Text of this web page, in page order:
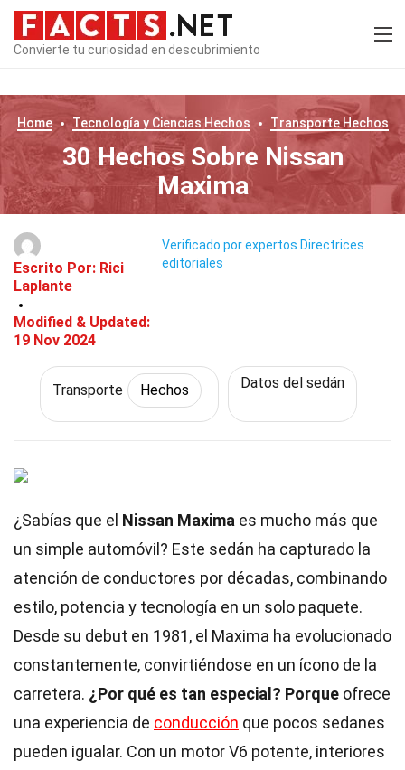
Convierte tu curiosidad en descubrimiento
Home Tecnología y Ciencias Hechos TransporteHechos
30 Hechos Sobre Nissan
Maxima
Escrito Por: Rici
Laplante
Modified & Updated:
19 Nov 2024
Verificado por expertos Directrices
editoriales
Transporte Hechos Datos del sedán
¿Sabías que el Nissan Maxima es mucho más que
un simple automóvil? Este sedán ha capturado la
atención de conductores por décadas, combinando
estilo, potencia y tecnología en un solo paquete.
Desde su debut en 1981, el Maxima ha evolucionado
constantemente, convirtiéndose en un ícono de la
carretera. ¿Por qué es tan especial? Porque ofrece
una experiencia de conducción que pocos sedanes
pueden igualar. Con un motor V6 potente, interiores